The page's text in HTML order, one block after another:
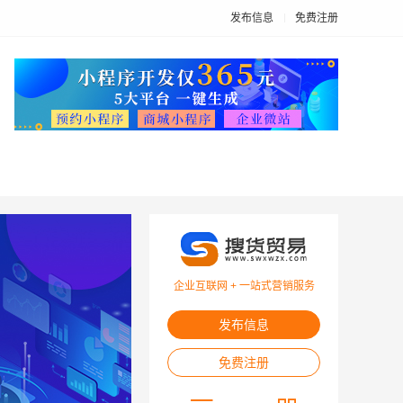
发布信息 免费注册
企业互联网 + 一站式营销服务
发布信息
免费注册